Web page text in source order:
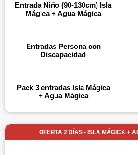
Entrada Niño (90-130cm) Isla
Mágica + Agua Mágica
Entradas Persona con
Discapacidad
Pack 3 entradas Isla Mágica
+ Agua Mágica
OFERTA 2 DÍAS - ISLA MÁGICA +